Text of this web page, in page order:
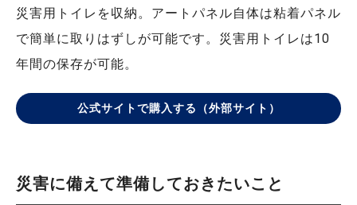
災害用トイレを収納。アートパネル自体は粘着パネル
で簡単に取りはずしが可能です。災害用トイレは10
年間の保存が可能。
公式サイトで購入する（外部サイト）
災害に備えて準備しておきたいこと